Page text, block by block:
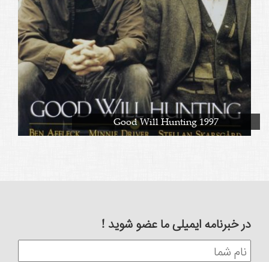
Good Will Hunting 1997
در خبرنامه ایمیلی ما عضو شوید !